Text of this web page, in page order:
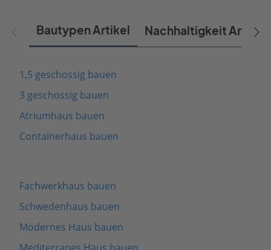
Bautypen Artikel Nachhaltigkeit Artikel
1,5 geschossig bauen
3 geschossig bauen
Atriumhaus bauen
Containerhaus bauen
Fachwerkhaus bauen
Schwedenhaus bauen
Modernes Haus bauen